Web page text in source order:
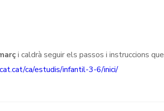
i caldrà seguir els passos i instruccions que
ca/estudis/infantil-3-6/inici/